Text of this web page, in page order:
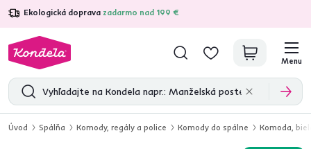
Ekologická doprava zadarmo nad 199 €
4,7 31 285overených produktových recenzií
Menu
Úvod Spálňa Komody, regály a police Komody do spálne Komoda,